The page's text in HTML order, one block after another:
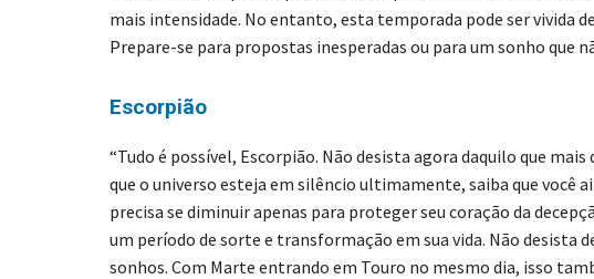
mais intensidade. No entanto, esta temporada pode ser vivida
Prepare-se para propostas inesperadas ou para um sonho que
Escorpião
“Tudo é possível, Escorpião. Não desista agora daquilo que mais
que o universo esteja em silêncio ultimamente, saiba que você
precisa se diminuir apenas para proteger seu coração da
um período de sorte e transformação em sua vida. Não desista
sonhos. Com Marte entrando em Touro no mesmo dia, isso